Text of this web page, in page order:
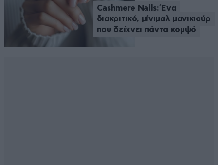
Cashmere Nails: Ένα
διακριτικό, μίνιμαλ μανικιούρ
που δείχνει πάντα κομψό